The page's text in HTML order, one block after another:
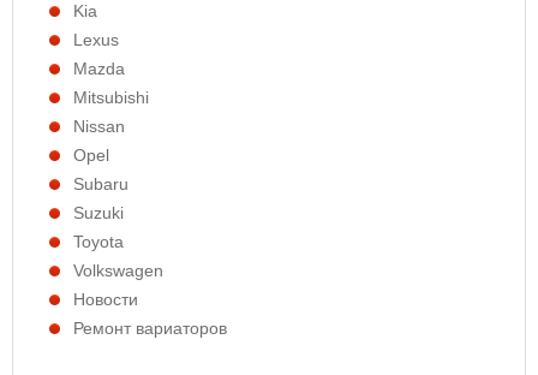
Kia
Lexus
Mazda
Mitsubishi
Nissan
Opel
Subaru
Suzuki
Toyota
Volkswagen
Новости
Ремонт вариаторов